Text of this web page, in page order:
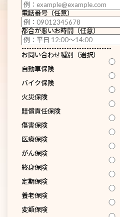
電話番号（任意）
都合が悪いお時間（任意）
------------------------------------
お問い合わせ種別（選択）
自動車保険
バイク保険
火災保険
賠償責任保険
傷害保険
医療保険
がん保険
終身保険
定期保険
養老保険
変額保険